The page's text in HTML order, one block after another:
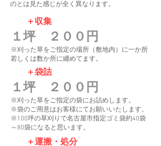
※刈った草をご指定の場所（敷地内）に一か所
若しくは数か所に纏めてます。
１坪 ２００円
＋収集
のとは見た感じが全く​異なります。
＋袋詰
※刈った草をご指定の袋にお詰めします。
※袋のご用意はお客様にてお願いいたします。
※100坪の草刈りで名古屋市指定ゴミ袋約40袋
～80袋になると思います。
１坪 ２００円
＋運搬・処分